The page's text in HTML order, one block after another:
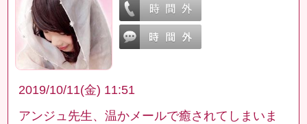
2019/10/11(金) 11:51
アンジュ先生、温かメールで癒されてしまいま